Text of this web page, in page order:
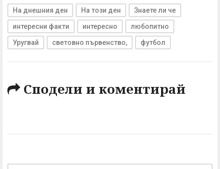
На днешния ден На този ден Знаете ли че
интересни факти интересно любопитно
Уругвай световно първенство, футбол
Сподели и коментирай